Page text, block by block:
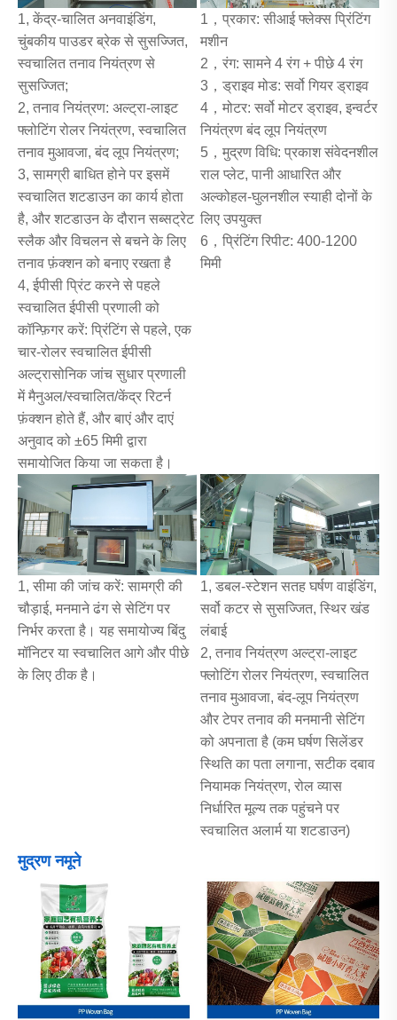
1, केंद्र-चालित अनवाइंडिंग,
चुंबकीय पाउडर ब्रेक से सुसज्जित,
स्वचालित तनाव नियंत्रण से
सुसज्जित;
2, तनाव नियंत्रण: अल्ट्रा-लाइट
फ्लोटिंग रोलर नियंत्रण, स्वचालित
तनाव मुआवजा, बंद लूप नियंत्रण;
3, सामग्री बाधित होने पर इसमें
स्वचालित शटडाउन का कार्य होता
है, और शटडाउन के दौरान सब्सट्रेट
स्लैक और विचलन से बचने के लिए
तनाव फ़ंक्शन को बनाए रखता है
4, ईपीसी प्रिंट करने से पहले
स्वचालित ईपीसी प्रणाली को
कॉन्फ़िगर करें: प्रिंटिंग से पहले, एक
चार-रोलर स्वचालित ईपीसी
अल्ट्रासोनिक जांच सुधार प्रणाली
में मैनुअल/स्वचालित/केंद्र रिटर्न
फ़ंक्शन होते हैं, और बाएं और दाएं
अनुवाद को ±65 मिमी द्वारा
समायोजित किया जा सकता है।
1，प्रकार: सीआई फ्लेक्स प्रिंटिंग
मशीन
2，रंग: सामने 4 रंग + पीछे 4 रंग
3，ड्राइव मोड: सर्वो गियर ड्राइव
4，मोटर: सर्वो मोटर ड्राइव, इन्वर्टर
नियंत्रण बंद लूप नियंत्रण
5，मुद्रण विधि: प्रकाश संवेदनशील
राल प्लेट, पानी आधारित और
अल्कोहल-घुलनशील स्याही दोनों के
लिए उपयुक्त
6，प्रिंटिंग रिपीट: 400-1200
मिमी
1, सीमा की जांच करें: सामग्री की
चौड़ाई, मनमाने ढंग से सेटिंग पर
निर्भर करता है। यह समायोज्य बिंदु
मॉनिटर या स्वचालित आगे और पीछे
के लिए ठीक है।
1, डबल-स्टेशन सतह घर्षण वाइंडिंग,
सर्वो कटर से सुसज्जित, स्थिर खंड
लंबाई
2, तनाव नियंत्रण अल्ट्रा-लाइट
फ्लोटिंग रोलर नियंत्रण, स्वचालित
तनाव मुआवजा, बंद-लूप नियंत्रण
और टेपर तनाव की मनमानी सेटिंग
को अपनाता है (कम घर्षण सिलेंडर
स्थिति का पता लगाना, सटीक दबाव
नियामक नियंत्रण, रोल व्यास
निर्धारित मूल्य तक पहुंचने पर
स्वचालित अलार्म या शटडाउन)
मुद्रण नमूने